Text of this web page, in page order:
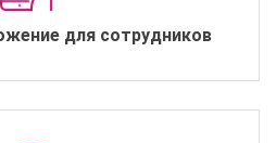
для сотрудников